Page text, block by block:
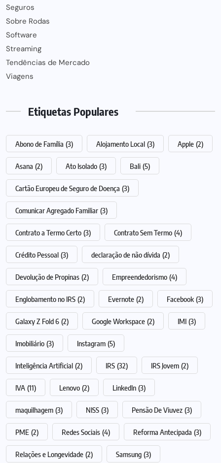
Seguros
Sobre Rodas
Software
Streaming
Tendências de Mercado
Viagens
Etiquetas Populares
Abono de Família (3) Alojamento Local (3) Apple (2)
Asana (2) Ato Isolado (3) Bali (5)
Cartão Europeu de Seguro de Doença (3)
Comunicar Agregado Familiar (3)
Contrato a Termo Certo (3) Contrato Sem Termo (4)
Crédito Pessoal (3) declaração de não dívida (2)
Devolução de Propinas (2) Empreendedorismo (4)
Englobamento no IRS (2) Evernote (2) Facebook (3)
Galaxy Z Fold 6 (2) Google Workspace (2) IMI (3)
Imobiliário (3) Instagram (5)
Inteligência Artificial (2) IRS (32) IRS Jovem (2)
IVA (11) Lenovo (2) LinkedIn (3)
maquilhagem (3) NISS (3) Pensão De Viuvez (3)
PME (2) Redes Sociais (4) Reforma Antecipada (3)
Relações e Longevidade (2) Samsung (3)